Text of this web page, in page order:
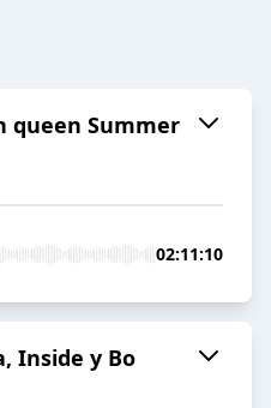
queen Summer
02:11:10
Inside y Bo